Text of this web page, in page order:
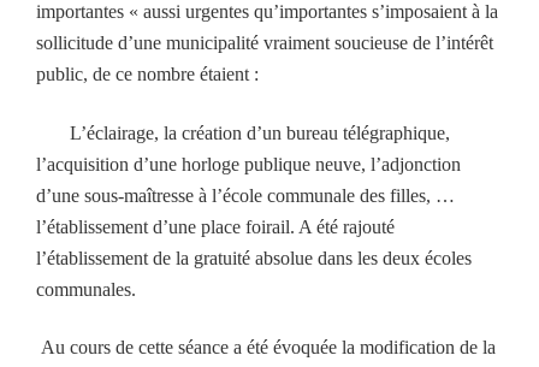
importantes « aussi urgentes qu’importantes s’imposaient à la
sollicitude d’une municipalité vraiment soucieuse de l’intérêt
public, de ce nombre étaient :
L’éclairage, la création d’un bureau télégraphique,
l’acquisition d’une horloge publique neuve, l’adjonction
d’une sous-maîtresse à l’école communale des filles, …
l’établissement d’une place foirail. A été rajouté
l’établissement de la gratuité absolue dans les deux écoles
communales.
Au cours de cette séance a été évoquée la modification de la